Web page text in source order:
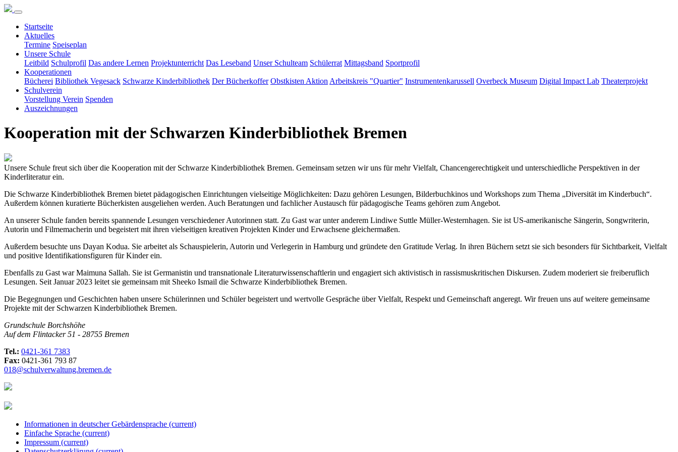
Startseite
Aktuelles
Termine Speiseplan
Unsere Schule
Leitbild Schulprofil Das andere Lernen Projektunterricht Das Leseband Unser Schulteam Schülerrat Mittagsband Sportprofil
Kooperationen
Bücherei Bibliothek Vegesack Schwarze Kinderbibliothek Der Bücherkoffer Obstkisten Aktion Arbeitskreis "Quartier" Instrumentenkarussell Overbeck Museum Digital Impact Lab Theaterprojekt
Schulverein
Vorstellung Verein Spenden
Auszeichnungen
Kooperation mit der Schwarzen Kinderbibliothek Bremen
Unsere Schule freut sich über die Kooperation mit der Schwarze Kinderbibliothek Bremen. Gemeinsam setzen wir uns für mehr Vielfalt, Chancengerechtigkeit und unterschiedliche Perspektiven in der
Kinderliteratur ein.
Die Schwarze Kinderbibliothek Bremen bietet pädagogischen Einrichtungen vielseitige Möglichkeiten: Dazu gehören Lesungen, Bilderbuchkinos und Workshops zum Thema „Diversität im Kinderbuch“.
Außerdem können kuratierte Bücherkisten ausgeliehen werden. Auch Beratungen und fachlicher Austausch für pädagogische Teams gehören zum Angebot.
An unserer Schule fanden bereits spannende Lesungen verschiedener Autorinnen statt. Zu Gast war unter anderem Lindiwe Suttle Müller-Westernhagen. Sie ist US-amerikanische Sängerin, Songwriterin,
Autorin und Filmemacherin und begeistert mit ihren vielseitigen kreativen Projekten Kinder und Erwachsene gleichermaßen.
Außerdem besuchte uns Dayan Kodua. Sie arbeitet als Schauspielerin, Autorin und Verlegerin in Hamburg und gründete den Gratitude Verlag. In ihren Büchern setzt sie sich besonders für Sichtbarkeit, Vielfalt
und positive Identifikationsfiguren für Kinder ein.
Ebenfalls zu Gast war Maimuna Sallah. Sie ist Germanistin und transnationale Literaturwissenschaftlerin und engagiert sich aktivistisch in rassismuskritischen Diskursen. Zudem moderiert sie freiberuflich
Lesungen. Seit Januar 2023 leitet sie gemeinsam mit Sheeko Ismail die Schwarze Kinderbibliothek Bremen.
Die Begegnungen und Geschichten haben unsere Schülerinnen und Schüler begeistert und wertvolle Gespräche über Vielfalt, Respekt und Gemeinschaft angeregt. Wir freuen uns auf weitere gemeinsame
Projekte mit der Schwarzen Kinderbibliothek Bremen.
Grundschule Borchshöhe
Auf dem Flintacker 51 - 28755 Bremen
Tel.: 0421-361 7383
Fax: 0421-361 793 87
018@schulverwaltung.bremen.de
Informationen in deutscher Gebärdensprache (current)
Einfache Sprache (current)
Impressum (current)